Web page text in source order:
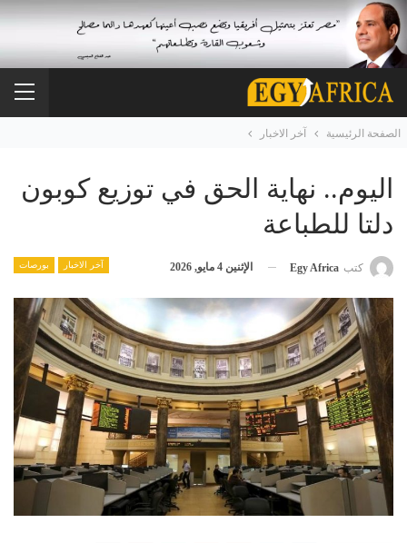
الصفحة الرئيسية آخر الاخبار
اليوم.. نهاية الحق في توزيع كوبون
دلتا للطباعة
آخر الاخبار بورصات كتب Egy Africa الإثنين 4 مايو, 2026